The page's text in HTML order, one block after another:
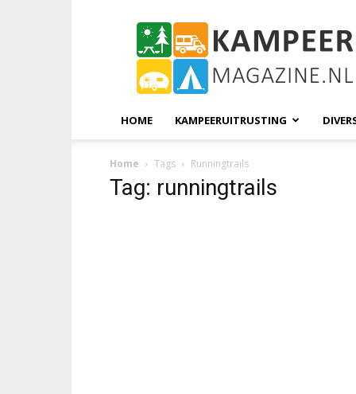
KampeerMagazine
HOME KAMPEERUITRUSTING
Home Tags Runningtrails
Tag: runningtrails